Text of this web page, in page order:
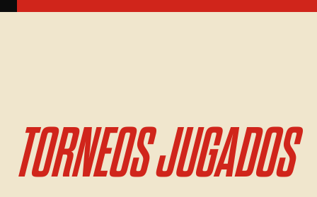
TORNEOS JUGADOS